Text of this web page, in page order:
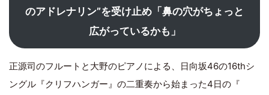
のアドレナリン”を受け止め「鼻の穴がちょっと
広がっているかも」
正源司のフルートと大野のピアノによる、日向坂46の16thシ
ングル『クリフハンガー』の二重奏から始まった4日の『